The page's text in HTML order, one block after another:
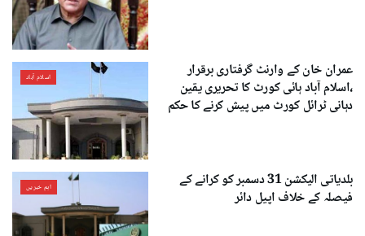
اسلام آباد
عمران خان کے وارنٹ گرفتاری برقرار
،اسلام آباد ہائی کورٹ کا تحریری یقین
دہانی ٹرائل کورٹ میں پیش کرنے کا حکم
اہم خبریں
بلدیاتی الیکشن 31 دسمبر کو کرانے کے
فیصلہ کے خلاف اپیل دائر